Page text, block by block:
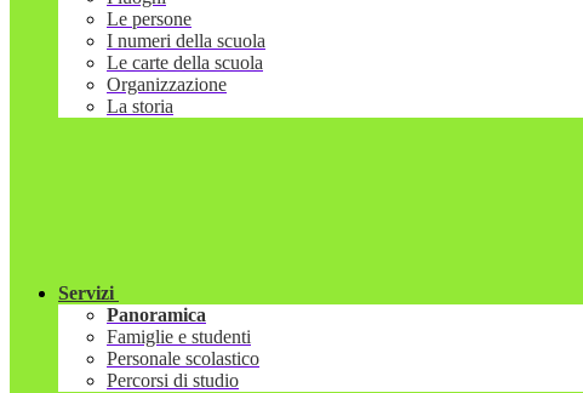
Le persone
I numeri della scuola
Le carte della scuola
Organizzazione
La storia
Servizi
Panoramica
Famiglie e studenti
Personale scolastico
Percorsi di studio